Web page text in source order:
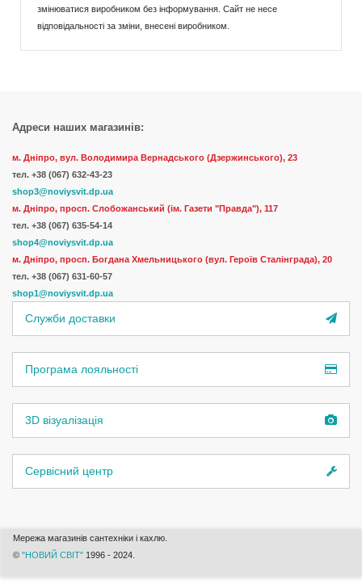
змінюватися виробником без інформування. Сайт не несе
відповідальності за зміни, внесені виробником.
Адреси наших магазинів:
м. Дніпро, вул. Володимира Вернадського (Дзержинського), 23
тел. +38 (067) 632-43-23
shop3@noviysvit.dp.ua
м. Дніпро, просп. Слобожанський (ім. Газети "Правда"), 117
тел. +38 (067) 635-54-14
shop4@noviysvit.dp.ua
м. Дніпро, просп. Богдана Хмельницького (вул. Героїв Сталінграда), 20
тел. +38 (067) 631-60-57
shop1@noviysvit.dp.ua
Служби доставки
Програма лояльності
3D візуалізація
Сервісний центр
Мережа магазинів сантехніки і кахлю.
© "НОВИЙ СВІТ" 1996 - 2024.